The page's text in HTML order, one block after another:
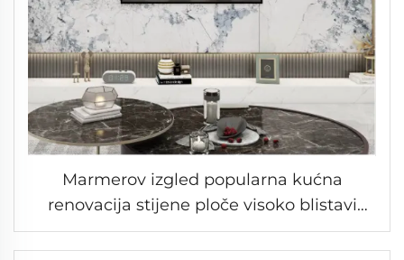
Marmerov izgled popularna kućna
renovacija stijene ploče visoko blistavi
efekt teksture PET film WPC stijenčić
čvrste ploče